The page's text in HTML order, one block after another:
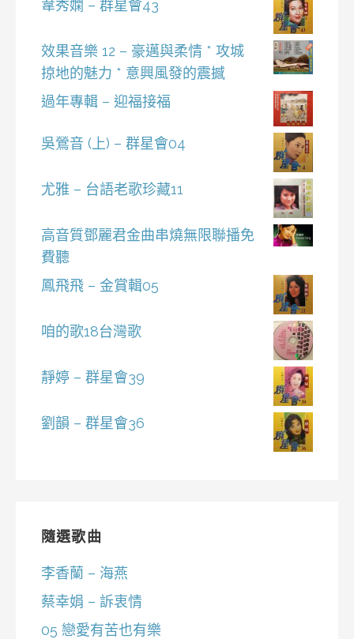
韋秀嫻 – 群星會43
效果音樂 12 – 豪邁與柔情 * 攻城
掠地的魅力 * 意興風發的震撼
過年專輯 – 迎福接福
吳鶯音 (上) – 群星會04
尤雅 – 台語老歌珍藏11
高音質鄧麗君金曲串燒無限聯播免
費聽
鳳飛飛 – 金賞輯05
咱的歌18台灣歌
靜婷 – 群星會39
劉韻 – 群星會36
隨選歌曲
李香蘭 – 海燕
蔡幸娟 – 訴衷情
05 戀愛有苦也有樂